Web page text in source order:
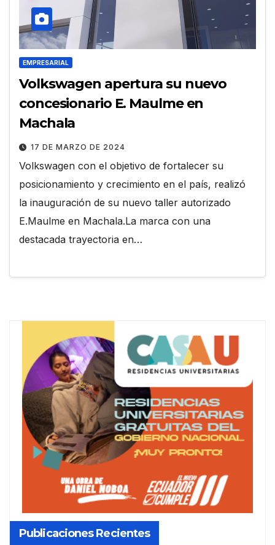
EMPRESARIAL
Volkswagen apertura su nuevo
concesionario E. Maulme en
Machala
17 DE MARZO DE 2024
Volkswagen con el objetivo de fortalecer su
posicionamiento y crecimiento en el país, realizó
la inauguración de su nuevo taller autorizado
E.Maulme en Machala.La marca con una
destacada trayectoria en…
Publicaciones Recientes